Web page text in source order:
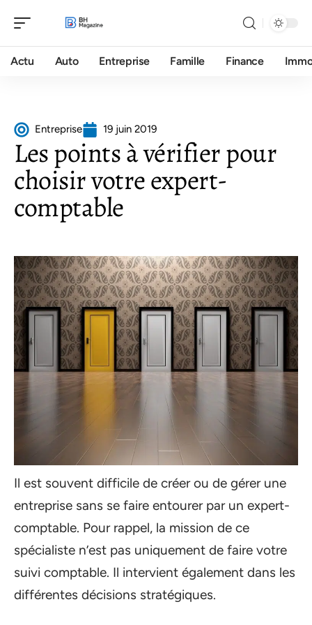
Actu Auto Entreprise Famille Finance
Entreprise 19 juin 2019
Les points à vérifier pour
choisir votre expert-
comptable
Il est souvent difficile de créer ou de gérer une
entreprise sans se faire entourer par un expert-
comptable. Pour rappel, la mission de ce
spécialiste n’est pas uniquement de faire votre
suivi comptable. Il intervient également dans les
différentes décisions stratégiques.